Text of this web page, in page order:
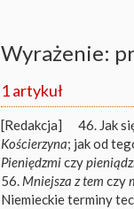
Wyrażenie:
1 artykuł
[Redakcja] 46. Jak
Kościerzyna; jak od
Pieniędzmiczy
56. Mniejsza z tem czy
Niemieckie terminy